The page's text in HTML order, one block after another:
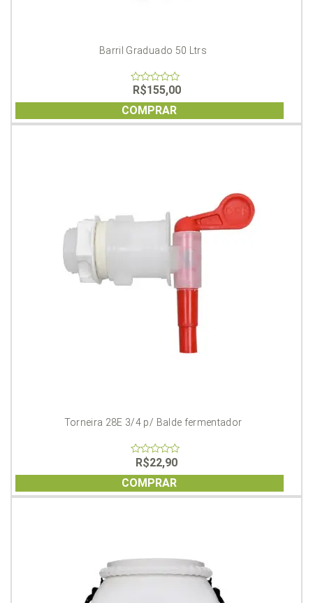
Barril Graduado 50 Ltrs
0
out
of
5
R$155,00
COMPRAR
Torneira 28E 3/4 p/ Balde fermentador
of
5
R$22,90
COMPRAR